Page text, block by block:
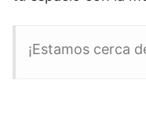
¡Estamos cerca